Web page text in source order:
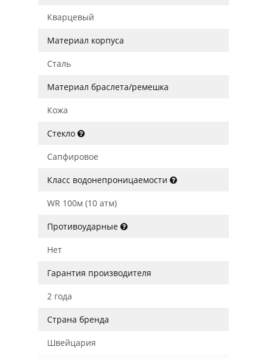
Кварцевый
Материал корпуса
Сталь
Материал браслета/ремешка
Кожа
Стекло
Сапфировое
Класс водонепроницаемости
WR 100м (10 атм)
Противоударные
Нет
Гарантия производителя
2 года
Страна бренда
Швейцария